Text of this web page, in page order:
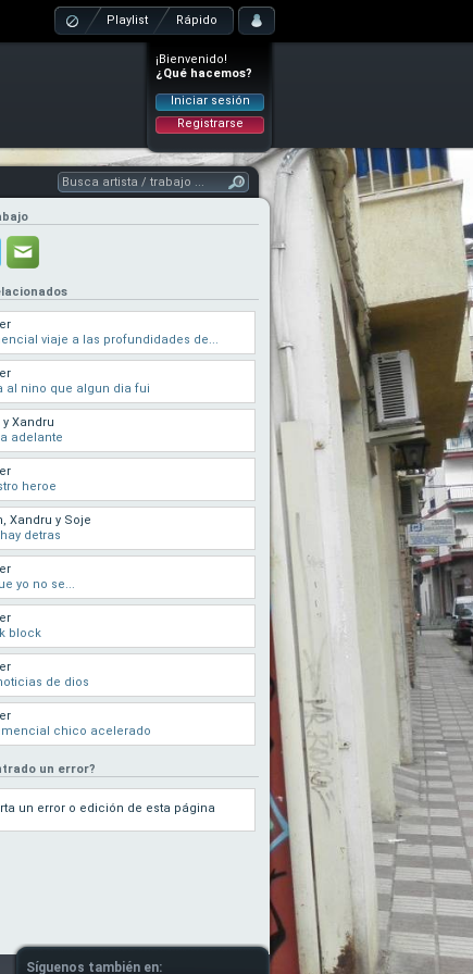
Playlist Rápido
¡Bienvenido!
¿Qué hacemos?
Iniciar sesión
Registrarse
viaje a las profundidades de...
al nino que algun dia fui
y Xandru
adelante
heroe
Xandru y Soje
detras
yo no se...
block
de dios
chico acelerado
un error?
un error o edición de esta página
Síguenos también en: